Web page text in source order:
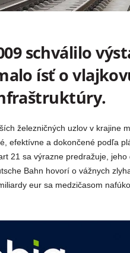
schválilo
ísť o
železničných uzlov v krajine
efektívne a dokončené podľa
21 sa výrazne predražuje, jeho
Bahn hovorí o vážnych
eur sa medzičasom